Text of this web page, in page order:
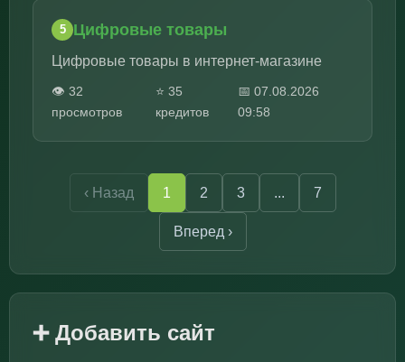
5 Цифровые товары
Цифровые товары в интернет-магазине
👁️ 32
просмотров
⭐ 35
кредитов
📅 07.08.2026
09:58
‹ Назад 1 2 3 ... 7
Вперед ›
➕ Добавить сайт